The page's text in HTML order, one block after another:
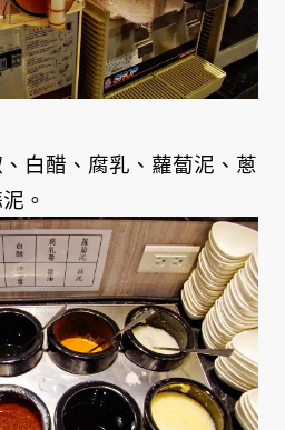
白醋、腐乳、蘿蔔泥、蔥
。